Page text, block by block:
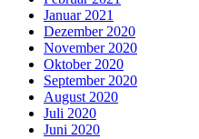
Januar 2021
Dezember 2020
November 2020
Oktober 2020
September 2020
August 2020
Juli 2020
Juni 2020